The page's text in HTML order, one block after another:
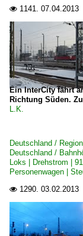
IC-
RB-, RE-
RE 1
Regional-
D, S
DPE
EC
MET
PbZ
 1141. 07.04.2013
Ein InterCity fährt
Richtung Süden.
L.K.
Deutschland /
Deutschland /
Loks | Drehstrom |
Personenwagen |
 1290. 03.02.2013